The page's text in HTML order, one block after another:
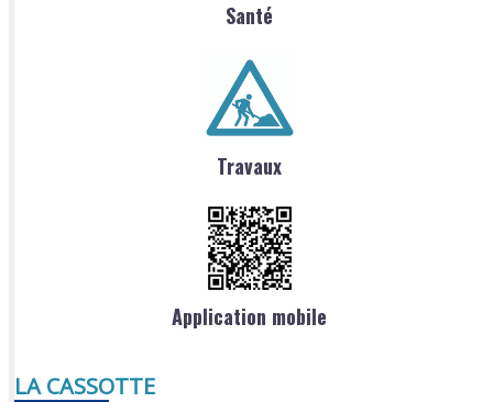
Santé
Travaux
Application mobile
LA CASSOTTE